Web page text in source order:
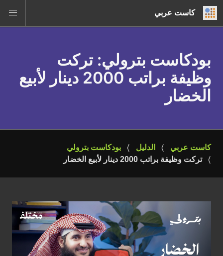
كاست عربي
بودكاست بترولي: تركت
وظيفة براتب 2000 دينار لأبيع
الخضار
كاست عربي الدليل
بودكاست بترولي
تركت وظيفة براتب 2000 دينار لأبيع الخضار